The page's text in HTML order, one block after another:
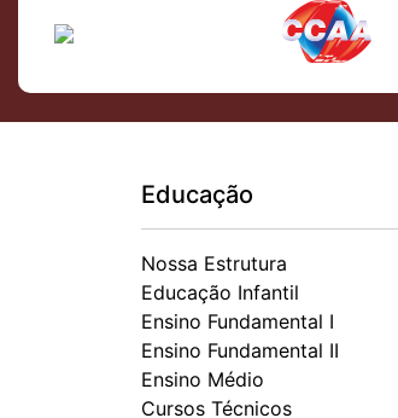
Educação
Nossa Estrutura
Educação Infantil
Ensino Fundamental I
Ensino Fundamental II
Ensino Médio
Cursos Técnicos